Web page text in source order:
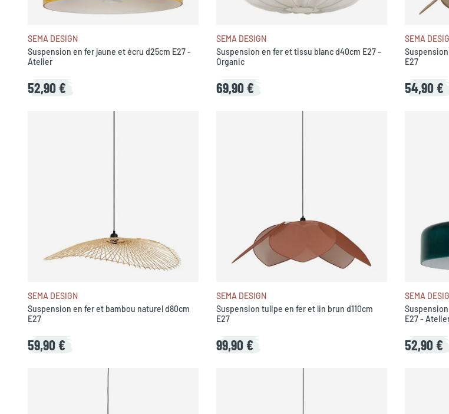
SEMA DESIGN
Suspension en fer jaune et écru d25cm E27 -
Atelier
52,90 €
SEMA DESIGN
Suspension en fer et tissu blanc d40cm E27 -
Organic
69,90 €
SEMA
E27
54,90 €
SEMA DESIGN
Suspension en fer et bambou naturel d80cm
E27
59,90 €
SEMA DESIGN
Suspension tulipe en fer et lin brun d110cm
E27
99,90 €
SEMA
E27 -
52,90 €